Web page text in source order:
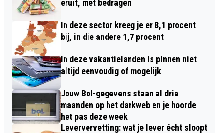
eruit, met bedragen
In deze sector kreeg je er 8,1 procent
bij, in die andere 1,7 procent
In deze vakantielanden is pinnen niet
altijd eenvoudig of mogelijk
Jouw Bol-gegevens staan al drie
maanden op het darkweb en je hoorde
het pas deze week
Leververvetting: wat je lever écht sloopt